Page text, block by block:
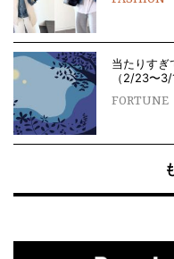
当たりすぎ
（2/23〜
FORTUNE